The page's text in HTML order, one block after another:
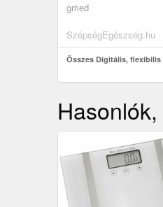
gmed
SzépségEgészség.hu
Összes Digitális, flexibilis